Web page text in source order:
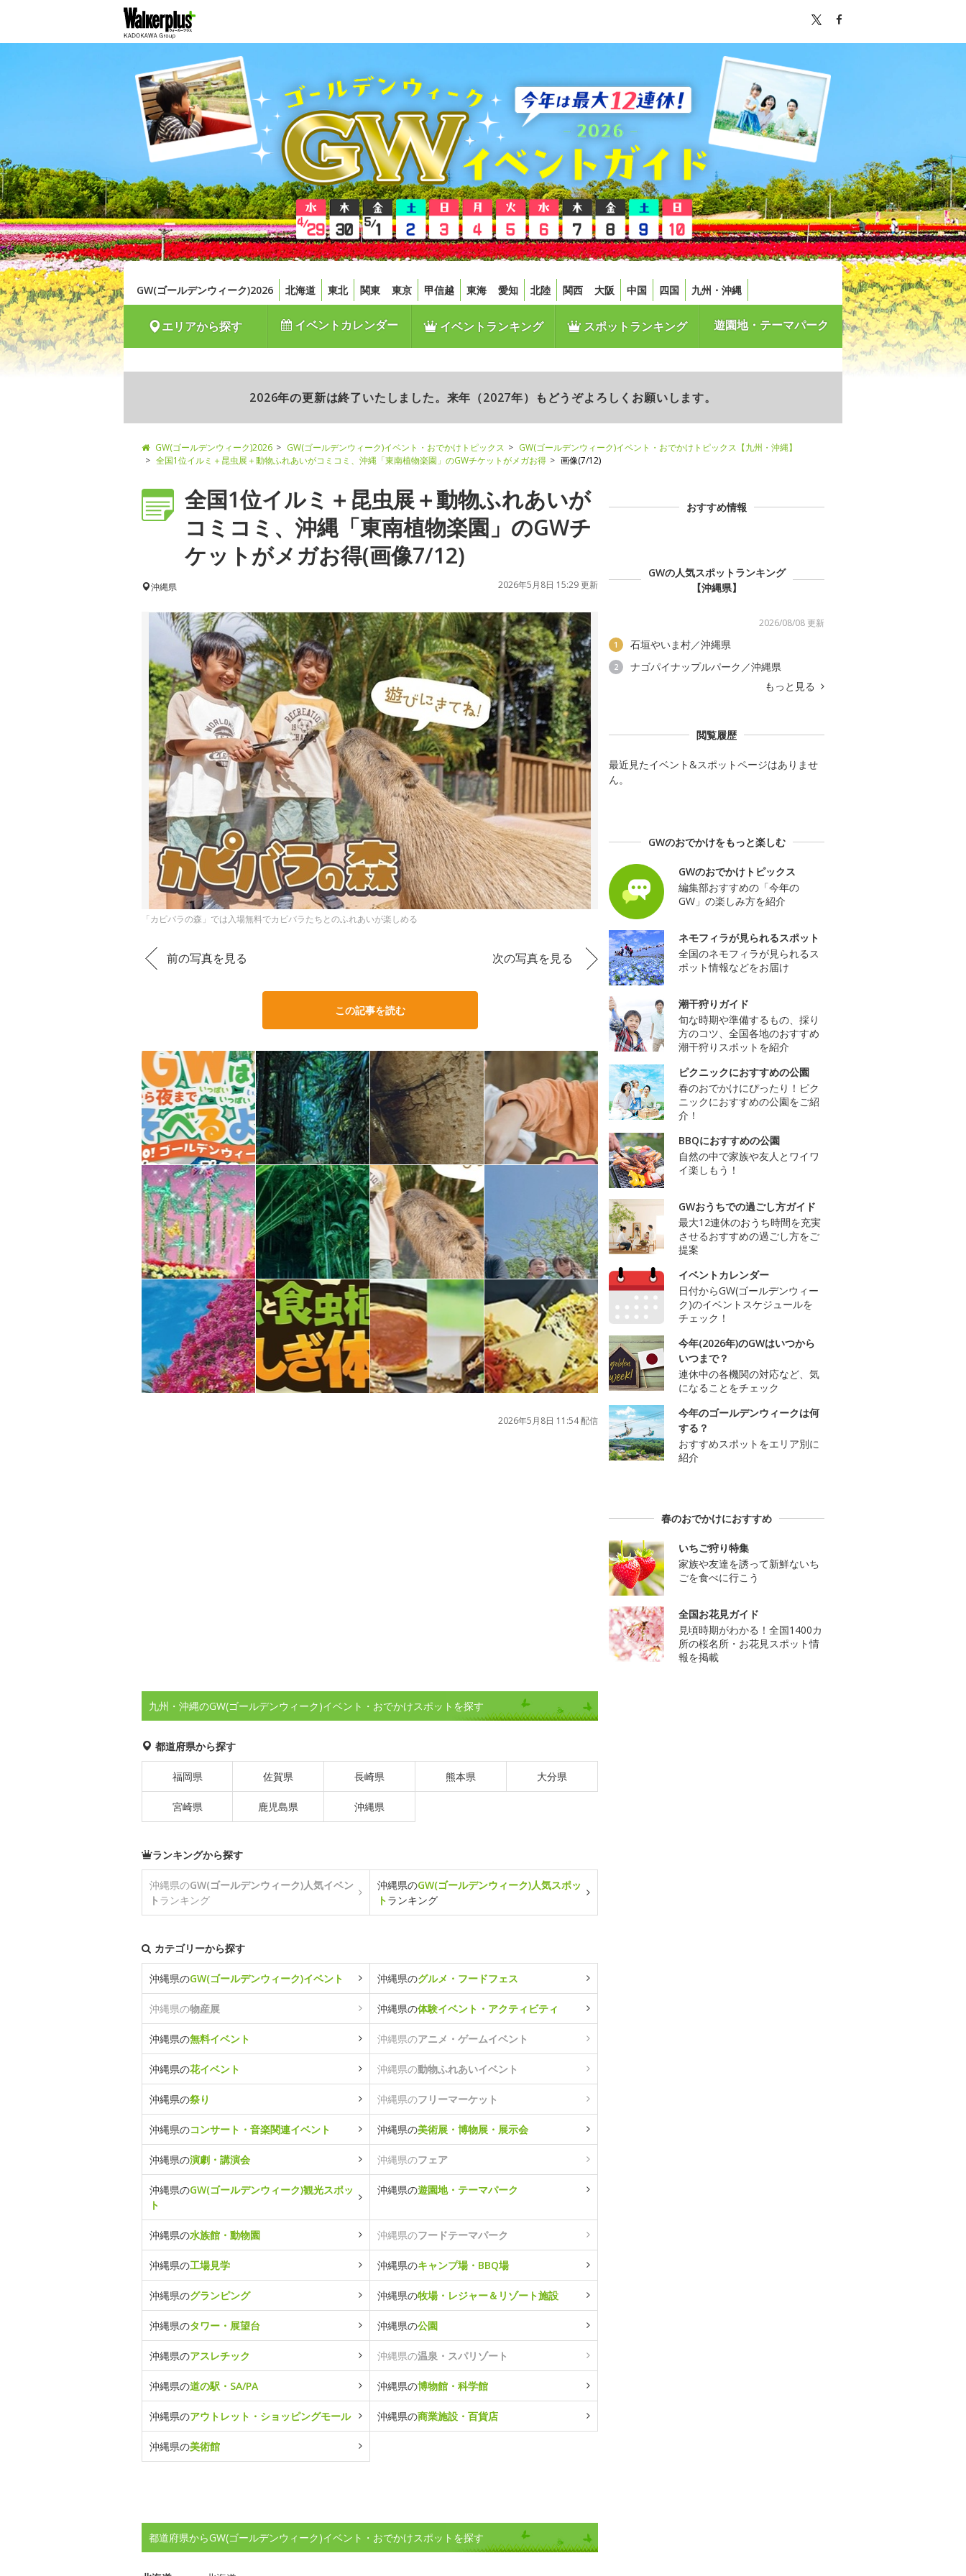
GW(ゴールデンウィーク)2026 北海道 東北 関東 東京 甲信越 東海 愛知 北陸 関西 大阪 中国 四国 九州・沖縄
エリアから探す イベントカレンダー イベントランキング スポットランキング 遊園地・テーマパーク
2026年の更新は終了いたしました。来年（2027年）もどうぞよろしくお願いします。
GW(ゴールデンウィーク)2026 GW(ゴールデンウィーク)イベント・おでかけトピックス
GW(ゴールデンウィーク)イベント・おでかけトピックス【九州・沖縄】
全国1位イルミ＋昆虫展＋動物ふれあいがコミコミ、沖縄「東南植物楽園」のGWチケットがメガお得
画像(7/12)
全国1位イルミ＋昆虫展＋動物ふれあいが
コミコミ、沖縄「東南植物楽園」のGWチ
ケットがメガお得(画像7/12)
沖縄県 2026年5月8日 15:29 更新
「カピバラの森」では入場無料でカピバラたちとのふれあいが楽しめる
前の写真を見る 次の写真を見る
この記事を読む
2026年5月8日 11:54 配信
九州・沖縄のGW(ゴールデンウィーク)イベント・おでかけスポットを探す
都道府県から探す
福岡県 佐賀県 長崎県 熊本県 大分県
宮崎県 鹿児島県 沖縄県
ランキングから探す
沖縄県のGW(ゴールデンウィーク)人気イベン
ト ランキング
沖縄県のGW(ゴールデンウィーク)人気スポッ
トランキング
カテゴリーから探す
沖縄県のGW(ゴールデンウィーク)イベント 沖縄県のグルメ・フードフェス
沖縄県の物産展 沖縄県の体験イベント・アクティビティ
沖縄県の無料イベント 沖縄県のアニメ・ゲームイベント
沖縄県の花イベント 沖縄県の動物ふれあいイベント
沖縄県の祭り 沖縄県のフリーマーケット
沖縄県のコンサート・音楽関連イベント 沖縄県の美術展・博物展・展示会
沖縄県の演劇・講演会 沖縄県のフェア
沖縄県のGW(ゴールデンウィーク)観光スポッ
ト
沖縄県の遊園地・テーマパーク
沖縄県の水族館・動物園 沖縄県のフードテーマパーク
沖縄県の工場見学 沖縄県のキャンプ場・BBQ場
沖縄県のグランピング 沖縄県の牧場・レジャー＆リゾート施設
沖縄県のタワー・展望台 沖縄県の公園
沖縄県のアスレチック 沖縄県の温泉・スパリゾート
沖縄県の道の駅・SA/PA 沖縄県の博物館・科学館
沖縄県のアウトレット・ショッピングモール 沖縄県の商業施設・百貨店
沖縄県の美術館
都道府県からGW(ゴールデンウィーク)イベント・おでかけスポットを探す
おすすめ情報
GWの人気スポットランキング
【沖縄県】
2026/08/08 更新
1 石垣やいま村／沖縄県
2
ナゴパイナップルパーク／沖縄県
もっと見る
閲覧履歴
最近見たイベント&スポットページはありませ
ん。
GWのおでかけをもっと楽しむ
GWのおでかけトピックス
編集部おすすめの「今年の
GW」の楽しみ方を紹介
ネモフィラが見られるスポット
全国のネモフィラが見られるス
ポット情報などをお届け
潮干狩りガイド
旬な時期や準備するもの、採り
方のコツ、全国各地のおすすめ
潮干狩りスポットを紹介
ピクニックにおすすめの公園
春のおでかけにぴったり！ピク
ニックにおすすめの公園をご紹
介！
BBQにおすすめの公園
自然の中で家族や友人とワイワ
イ楽しもう！
GWおうちでの過ごし方ガイド
最大12連休のおうち時間を充実
させるおすすめの過ごし方をご
提案
イベントカレンダー
日付からGW(ゴールデンウィー
ク)のイベントスケジュールを
チェック！
今年(2026年)のGWはいつから
いつまで？
連休中の各機関の対応など、気
になることをチェック
今年のゴールデンウィークは何
する？
おすすめスポットをエリア別に
紹介
春のおでかけにおすすめ
いちご狩り特集
家族や友達を誘って新鮮ないち
ごを食べに行こう
全国お花見ガイド
見頃時期がわかる！全国1400カ
所の桜名所・お花見スポット情
報を掲載